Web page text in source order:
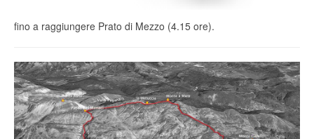
fino a raggiungere Prato di Mezzo (4.15 ore).